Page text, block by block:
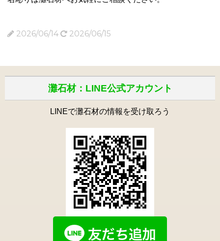
2026/06/14 2026/06/15
灘石材：LINE公式アカウント
LINEで灘石材の情報を受け取ろう